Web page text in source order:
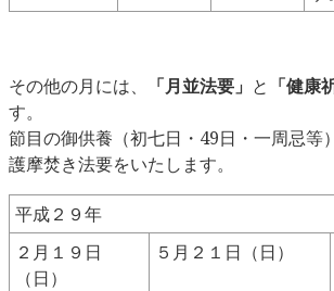
その他の月には、 「月並法要」 と 「健康
す。
節目の御供養（初七日・49日・一周忌等
護摩焚き法要をいたします。
平成２９年
２月１９日
（日）
５月２１日（日）